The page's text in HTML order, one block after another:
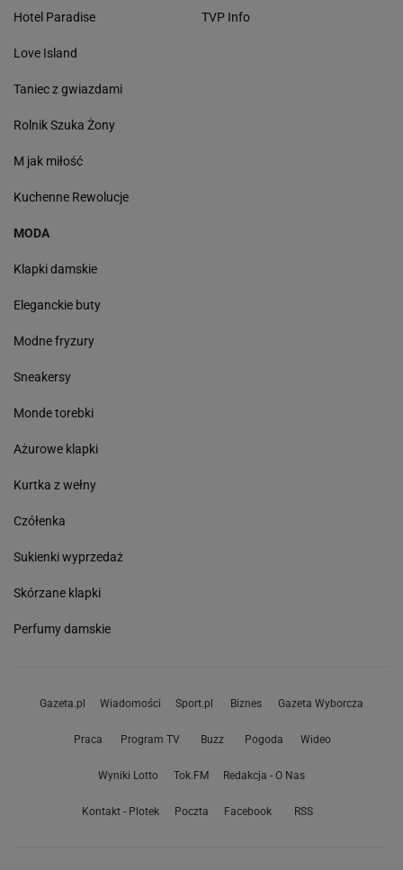
Hotel Paradise
Love Island
Taniec z gwiazdami
Rolnik Szuka Żony
M jak miłość
Kuchenne Rewolucje
TVP Info
MODA
Klapki damskie
Eleganckie buty
Modne fryzury
Sneakersy
Monde torebki
Ażurowe klapki
Kurtka z wełny
Czółenka
Sukienki wyprzedaż
Skórzane klapki
Perfumy damskie
Gazeta.pl Wiadomości Sport.pl Biznes Gazeta Wyborcza
Praca Program TV Buzz Pogoda Wideo
Wyniki Lotto Tok.FM Redakcja - O Nas
Kontakt - Plotek Poczta Facebook RSS